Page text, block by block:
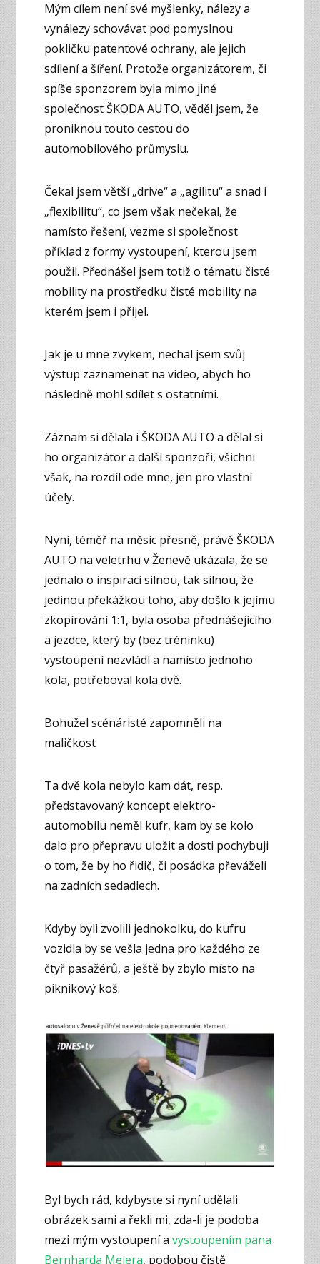
Mým cílem není své myšlenky, nálezy a
vynálezy schovávat pod pomyslnou
pokličku patentové ochrany, ale jejich
sdílení a šíření. Protože organizátorem, či
spíše sponzorem byla mimo jiné
společnost ŠKODA AUTO, věděl jsem, že
proniknou touto cestou do
automobilového průmyslu.
Čekal jsem větší „drive“ a „agilitu“ a snad i
„flexibilitu“, co jsem však nečekal, že
namísto řešení, vezme si společnost
příklad z formy vystoupení, kterou jsem
použil. Přednášel jsem totiž o tématu čisté
mobility na prostředku čisté mobility na
kterém jsem i přijel.
Jak je u mne zvykem, nechal jsem svůj
výstup zaznamenat na video, abych ho
následně mohl sdílet s ostatními.
Záznam si dělala i ŠKODA AUTO a dělal si
ho organizátor a další sponzoři, všichni
však, na rozdíl ode mne, jen pro vlastní
účely.
Nyní, téměř na měsíc přesně, právě ŠKODA
AUTO na veletrhu v Ženevě ukázala, že se
jednalo o inspirací silnou, tak silnou, že
jedinou překážkou toho, aby došlo k jejímu
zkopírování 1:1, byla osoba přednášejícího
a jezdce, který by (bez tréninku)
vystoupení nezvládl a namísto jednoho
kola, potřeboval kola dvě.
Bohužel scénáristé zapomněli na
maličkost
Ta dvě kola nebylo kam dát, resp.
představovaný koncept elektro-
automobilu neměl kufr, kam by se kolo
dalo pro přepravu uložit a dosti pochybuji
o tom, že by ho řidič, či posádka převáželi
na zadních sedadlech.
Kdyby byli zvolili jednokolku, do kufru
vozidla by se vešla jedna pro každého ze
čtyř pasažérů, a ještě by zbylo místo na
piknikový koš.
Byl bych rád, kdybyste si nyní udělali
obrázek sami a řekli mi, zda-li je podoba
mezi mým vystoupení avystoupením pana
Bernharda Meiera, podobou čistě